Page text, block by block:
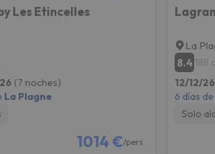
Les Etincelles
(7 noches)
La Plagne
1014 €/pers.
La
8.4188
12/12/
6 días
Solo